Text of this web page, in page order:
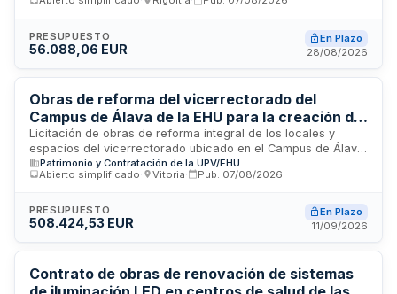
los trabajos de reparación de firmes y pavimentación de
simplificado con adjudicación por mejor relación calidad-
precio. Las obras comprenden el acceso Olatxu-Olabarri y
ejecución de seis semanas.
PRESUPUESTO
56.088,06 EUR
En Plazo
28/08/2026
Obras de reforma del vicerrectorado del
Campus de Álava de la EHU para la creación de
espacios del proyecto Denon Artean
Licitación de obras de reforma integral de los locales y
espacios del vicerrectorado ubicado en el Campus de Álava
de la Universidad del País Vasco, destinadas a la creación
de espacios del proyecto Denon Artean orientado al cuidado
reacondicionamiento de instalaciones conforme a las
especificaciones del proyecto aprobado.
Patrimonio y Contratación de la UPV/EHU
Abierto simplificado
Vitoria Pub. 07/08/2026
PRESUPUESTO
508.424,53 EUR
En Plazo
11/09/2026
Contrato de obras de renovación de sistemas